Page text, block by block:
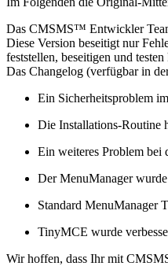
Das CMSMS™ Entwickler
Diese Version beseitigt nur
feststellen, beseitigen und testen
Das Changelog (verfügbar in
Ein Sicherheitsproblem
Die Installations-Routine
Ein weiteres Problem bei
Der MenuManager wurde
Standard MenuManager
TinyMCE wurde
Wir hoffen, dass Ihr mit